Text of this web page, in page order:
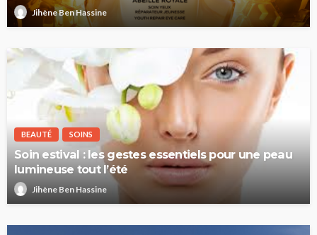
Jihène Ben Hassine
BEAUTÉ SOINS
Soin estival : les gestes essentiels pour une peau
lumineuse tout l’été
Jihène Ben Hassine